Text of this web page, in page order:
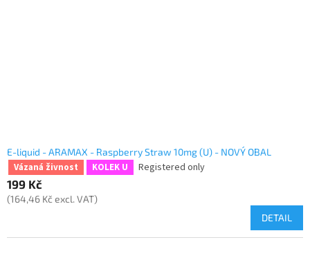
E-liquid - ARAMAX - Raspberry Straw 10mg (U) - NOVÝ OBAL
Vázaná živnost KOLEK U
Registered only
199 Kč
(164,46 Kč excl. VAT)
DETAIL